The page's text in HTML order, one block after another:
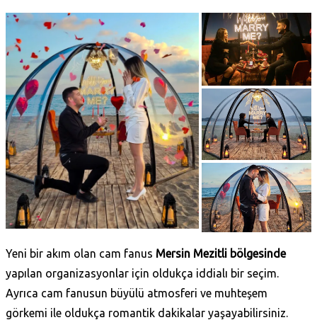
Yeni bir akım olan cam fanus Mersin Mezitli bölgesinde
yapılan organizasyonlar için oldukça iddialı bir seçim.
Ayrıca cam fanusun büyülü atmosferi ve muhteşem
görkemi ile oldukça romantik dakikalar yaşayabilirsiniz.